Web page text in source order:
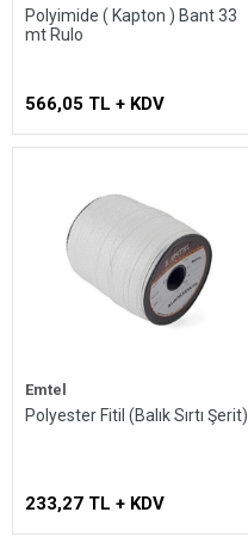
Polyimide ( Kapton ) Bant 33
mt Rulo
566,05 TL + KDV
Emtel
Polyester Fitil (Balık Sırtı Şerit)
233,27 TL + KDV